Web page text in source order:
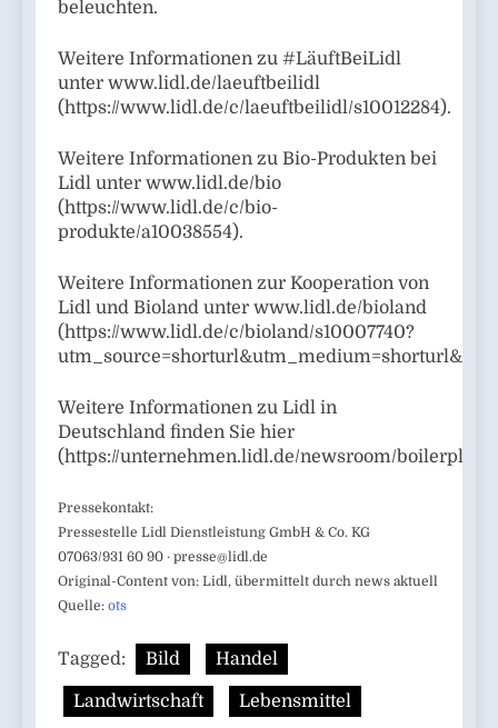
beleuchten.
Weitere Informationen zu #LäuftBeiLidl
unter www.lidl.de/laeuftbeilidl
(https://www.lidl.de/c/laeuftbeilidl/s10012284).
Weitere Informationen zu Bio-Produkten bei
Lidl unter www.lidl.de/bio
(https://www.lidl.de/c/bio-
produkte/a10038554).
Weitere Informationen zur Kooperation von
Lidl und Bioland unter www.lidl.de/bioland
(https://www.lidl.de/c/bioland/s10007740?
Weitere Informationen zu Lidl in
Deutschland finden Sie hier
(https://unternehmen.lidl.de/newsroom/boilerplate).
Pressekontakt:
Pressestelle Lidl Dienstleistung GmbH & Co. KG
07063/931 60 90 · presse@lidl.de
Original-Content von: Lidl, übermittelt durch news aktuell
Quelle: ots
Tagged: Bild Handel
Landwirtschaft Lebensmittel